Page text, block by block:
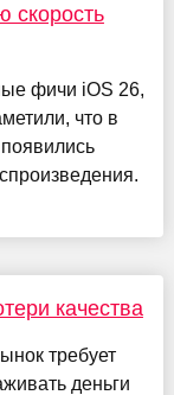
скорость
фичи iOS 26,
что в
качества
требует
деньги